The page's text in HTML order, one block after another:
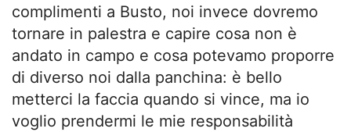
complimenti a Busto, noi invece dovremo
tornare in palestra e capire cosa non è
andato in campo e cosa potevamo proporre
di diverso noi dalla panchina: è bello
metterci la faccia quando si vince, ma io
voglio prendermi le mie responsabilità